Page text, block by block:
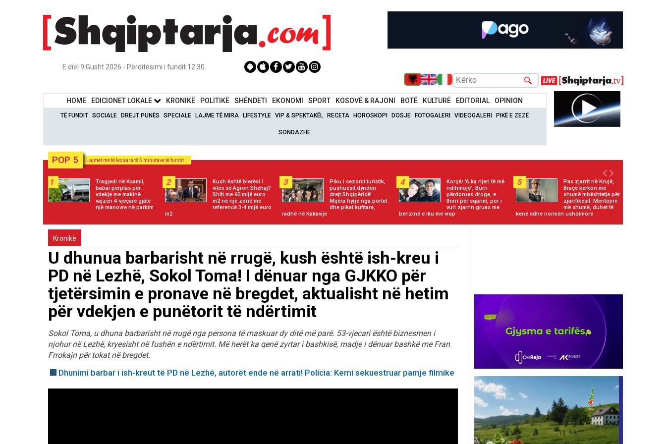
E diel 9 Gusht 2026 - Përditësimi i fundit 12:30
HOME EDICIONET LOKALE KRONIKË POLITIKË SHËNDETI EKONOMI SPORT KOSOVË & RAJONI BOTË KULTURË EDITORIAL OPINION
TË FUNDIT SOCIALE DREJT PUNËS SPECIALE LAJME TË MIRA LIFESTYLE VIP & SPEKTAKËL RECETA HOROSKOPI DOSJE FOTOGALERI VIDEOGALERI PIKË E ZEZË
SONDAZHE
POP 5 Lajmet më të lexuara të 5 minutave të fundit
1
Tragjedi në Ksamil,
babai përplas për
vdekje me makinë
vajzën 4-vjeçare gjatë
një manovre në parkim
2
Kush është blerësi i
vilës së Agron Shehaj?
Shiti me 60 mijë euro
m2 në një zonë me
referencë 3-4 mijë euro
m2
3
Piku i sezonit turistik,
pushuesit dynden
drejt Shqipërisë!
Mijëra hyrje nga portet
dhe pikat kufitare,
radhë në Kakavijë
4
Korçë/ 'A ka njeri të më
ndihmojë', Burri
përdorues droge, e
thirri për sqarim, por i
vuri zjarrin gruas me
benzinë e iku me vrap
5
Pas zjarrit në Krujë,
Braçe kërkon më
shumë mbështetje për
zjarrfikësit: Meritojnë
më shumë, duhet të
kenë edhe normën ushqimore
Kronikë
U dhunua barbarisht në rrugë, kush është ish-kreu i
PD në Lezhë, Sokol Toma! I dënuar nga GJKKO për
tjetërsimin e pronave në bregdet, aktualisht në hetim
për vdekjen e punëtorit të ndërtimit
Sokol Toma, u dhuna barbarisht në rrugë nga persona të maskuar dy ditë më parë. 53-vjecari është biznesmen i
njohur në Lezhë, kryesisht në fushën e ndërtimit. Më herët ka qenë zyrtar i bashkisë, madje i dënuar bashkë me Fran
Frrokajn për tokat në bregdet.
Dhunimi barbar i ish-kreut të PD në Lezhë, autorët ende në arrati! Policia: Kemi sekuestruar pamje filmike